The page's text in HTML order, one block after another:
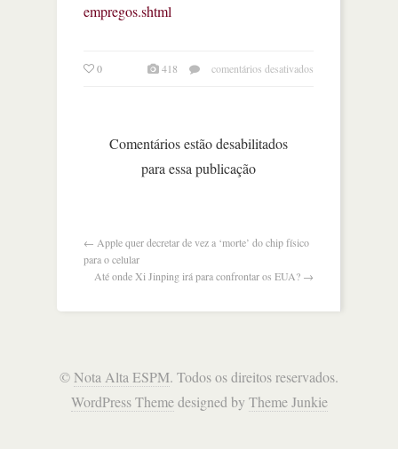
empregos.shtml
0 418 comentários desativados
Comentários estão desabilitados
para essa publicação
← Apple quer decretar de vez a ‘morte’ do chip físico
para o celular
Até onde Xi Jinping irá para confrontar os EUA? →
©Nota Alta ESPM. Todos os direitos reservados.
WordPress Themedesigned by Theme Junkie